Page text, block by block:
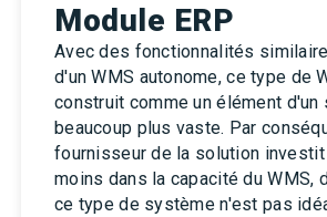
Module ERP
Avec des fonctionnalités
d'un WMS autonome, ce type de
construit comme un élément d'un
beaucoup plus vaste. Par
fournisseur de la solution
moins dans la capacité du WMS,
ce type de système n'est pas